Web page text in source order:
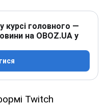
курсі головного —
на OBOZ.UA у
Twitch